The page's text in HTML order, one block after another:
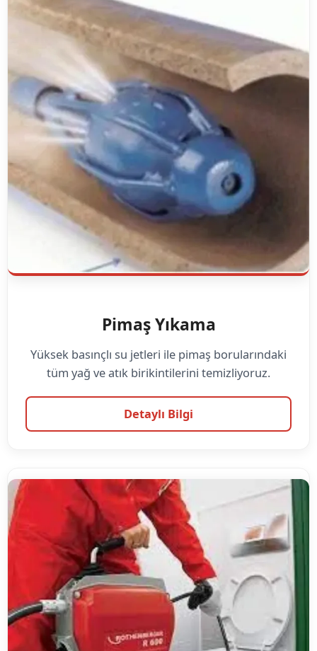
Pimaş Yıkama
Yüksek basınçlı su jetleri ile pimaş borularındaki
tüm yağ ve atık birikintilerini temizliyoruz.
Detaylı Bilgi